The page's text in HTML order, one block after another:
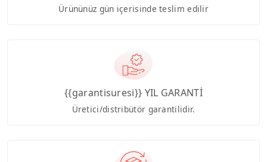
Ürününüz gün içerisinde teslim edilir
{{garantisuresi}} YIL GARANTİ
Üretici/distribütör garantilidir.